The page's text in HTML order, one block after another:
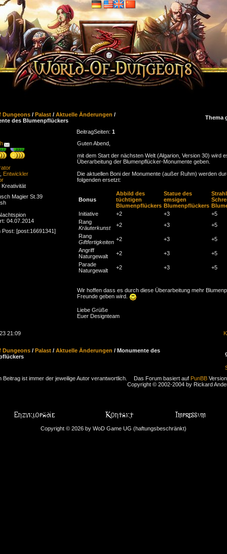
Dungeons / Palast / Aktuelle Änderungen /
des Blumenpflückers
Thema
BeitragSeiten: 1
, Entwickler
Kreativität
Magier St.39
04.07.2014
Post: [post:16691341]
Guten Abend,
mit dem Start der nächsten Welt (Algarion, Version 30) wird
Überarbeitung der Blumenpflücker-Monumente geben.
Die aktuellen Boni der Monumente (außer Ruhm) werden
folgenden ersetzt:
Bonus
Abbild des
tüchtigen
Blumenpflückers
Statue des
emsigen
Blumenpflückers
Initiative
+2 +3
+5
Rang
Kräuterkunst
+2 +3
+5
Rang
Giftfertigkeiten +2 +3
+5
Angriff
Naturgewalt
+2 +3
+5
Parade
Naturgewalt
+2 +3 +5
Wir hoffen dass es durch diese Überarbeitung mehr
Freunde geben wird.
Liebe Grüße
Euer Designteam
21:09
Dungeons / Palast / Aktuelle Änderungen / Monumente des
Beitrag ist immer der jeweilige Autor verantwortlich.
Das Forum basiert auf PunBB
Copyright © 2002-2004 by Rickard
Copyright © 2026 by WoD Game UG (haftungsbeschränkt)